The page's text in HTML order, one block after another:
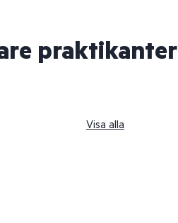
praktikanter
Visa alla